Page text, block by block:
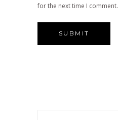
for the next time I comment.